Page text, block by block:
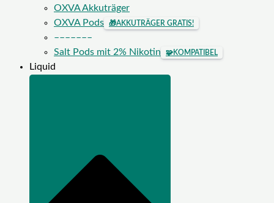
OXVA Akkuträger
OXVA Pods
🎁AKKUTRÄGER GRATIS!
–––––––
Salt Pods mit 2% Nikotin
🧩KOMPATIBEL
Liquid